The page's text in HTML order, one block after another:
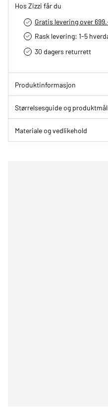
Hos Zizzi får du
Gratis levering over
Rask levering: 1-5
30 dagers returrett
Produktinformasjon
Størrelsesguide og
Materiale og vedlikehold